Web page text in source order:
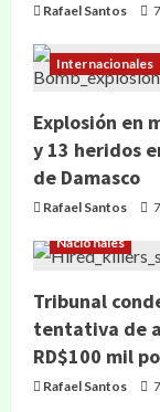
Rafael Santos
Internacionales
Explosión en
y 13 heridos
de Damasco
Rafael Santos
Nacionales
Tribunal
tentativa de
RD$100 mil
Rafael Santos